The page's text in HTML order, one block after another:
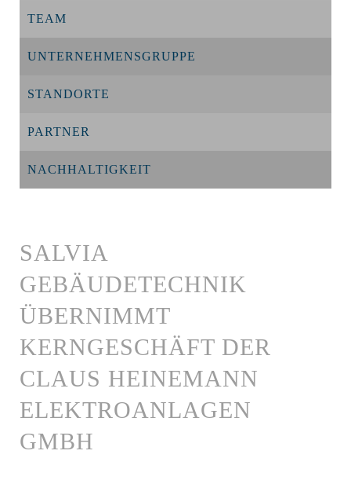
TEAM
UNTERNEHMENSGRUPPE
STANDORTE
PARTNER
NACHHALTIGKEIT
SALVIA
GEBÄUDETECHNIK
ÜBERNIMMT
KERNGESCHÄFT DER
CLAUS HEINEMANN
ELEKTROANLAGEN
GMBH